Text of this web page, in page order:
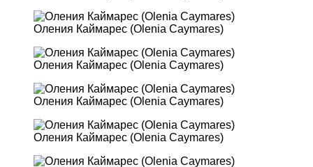
Оления Каймарес (Olenia Caymares)
Оления Каймарес (Olenia Caymares)
Оления Каймарес (Olenia Caymares)
Оления Каймарес (Olenia Caymares)